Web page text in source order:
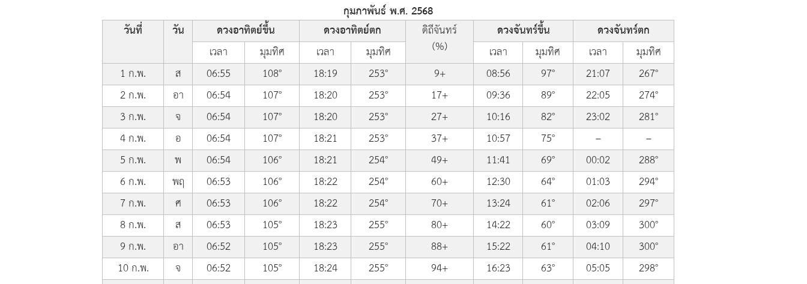
กุมภาพันธ์ พ.ศ. 2568
วันที่
วัน ดวงอาทิตย์ขึ้น ดวงอาทิตย์ตก ดิถีจันทร์
(%)
ดวงจันทร์ขึ้น
ดวงจันทร์ตก
เวลา
มุมทิศ เวลา มุมทิศ เวลา มุมทิศ เวลา
มุมทิศ
1 ก.พ.
ส 06:55 108° 18:19 253° 9+ 08:56 97° 21:07
267°
2 ก.พ.
อา 06:54 107° 18:20 253° 17+ 09:36 89° 22:05
274°
3 ก.พ.
จ 06:54 107° 18:20 253° 27+ 10:16 82° 23:02
281°
4 ก.พ.
อ 06:54 107° 18:21 253° 37+ 10:57 75° –
–
5 ก.พ.
พ 06:54 106° 18:21 254° 49+ 11:41 69° 00:02
288°
6 ก.พ.
พฤ 06:53 106° 18:22 254° 60+ 12:30 64° 01:03
294°
7 ก.พ.
ศ 06:53 106° 18:22 254° 70+ 13:24 61° 02:06
297°
8 ก.พ.
ส 06:53 105° 18:23 255° 80+ 14:22 60° 03:09
300°
9 ก.พ.
อา 06:52 105° 18:23 255° 88+ 15:22 61° 04:10
300°
10 ก.พ.
จ 06:52 105° 18:24 255° 94+ 16:23 63° 05:05
298°